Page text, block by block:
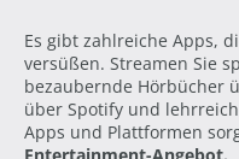
Es gibt zahlreiche Apps,
versüßen. Streamen Sie
bezaubernde Hörbücher
über Spotify und
Apps und Plattformen